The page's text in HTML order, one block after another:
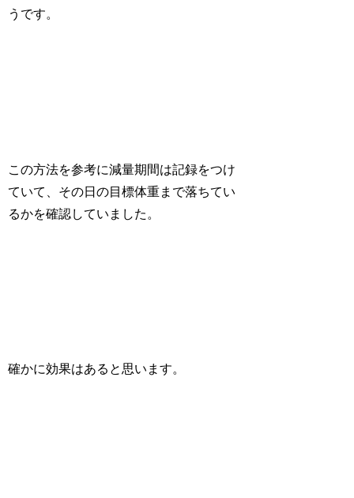
うです。
この方法を参考に減量期間は記録をつけ
ていて、その日の目標体重まで落ちてい
るかを確認していました。
確かに効果はあると思います。